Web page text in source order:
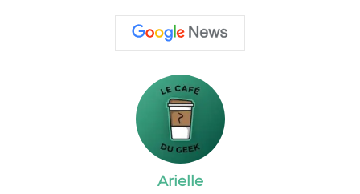
Arielle